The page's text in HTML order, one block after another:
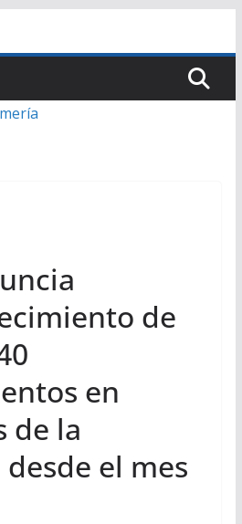
de
en
de la
el mes